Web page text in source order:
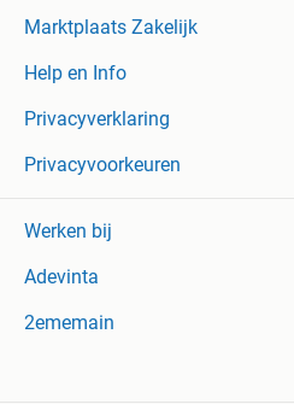
Marktplaats Zakelijk
Help en Info
Privacyverklaring
Privacyvoorkeuren
Werken bij
Adevinta
2ememain